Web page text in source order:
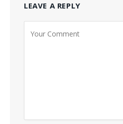
LEAVE A REPLY